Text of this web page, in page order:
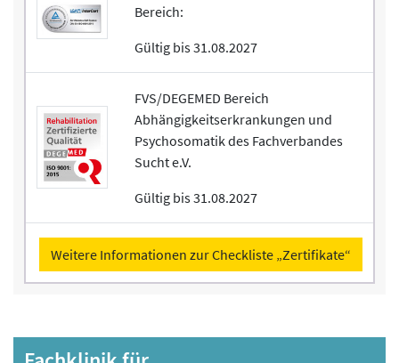
Bereich:
Gültig bis 31.08.2027
FVS/DEGEMED Bereich
Abhängigkeitserkrankungen und
Psychosomatik des Fachverbandes
Sucht e.V.
Gültig bis 31.08.2027
Weitere Informationen zur Checkliste „Zertifikate“